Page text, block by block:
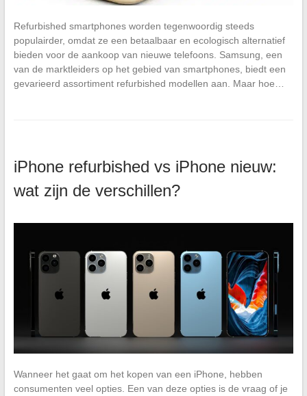
Refurbished smartphones worden tegenwoordig steeds
populairder, omdat ze een betaalbaar en ecologisch alternatief
bieden voor de aankoop van nieuwe telefoons. Samsung, een
van de marktleiders op het gebied van smartphones, biedt een
gevarieerd assortiment refurbished modellen aan. Maar hoe…
iPhone refurbished vs iPhone nieuw:
wat zijn de verschillen?
Wanneer het gaat om het kopen van een iPhone, hebben
consumenten veel opties. Een van deze opties is de vraag of je